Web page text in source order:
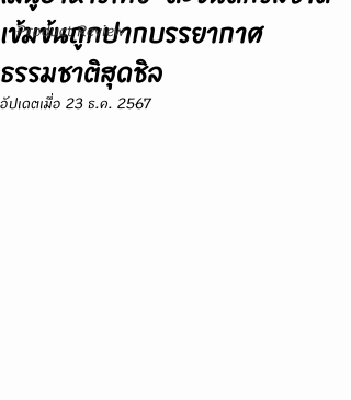
Product Review
เข้มข้นถูกปากบรรยากาศ
ธรรมชาติสุดชิล
อัปเดตเมื่อ 23 ธ.ค. 2567